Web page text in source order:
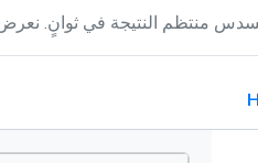
منتظم النتيجة في ثوانٍ.